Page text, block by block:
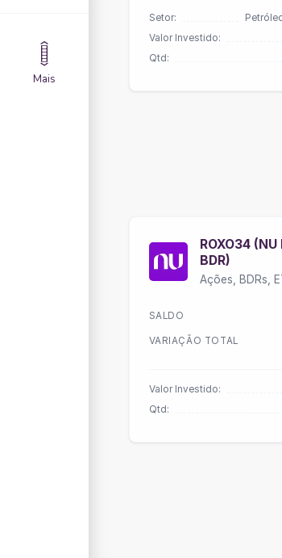
Mais
Setor:
Valor Investido:
Qtd:
ROXO34 (NU
BDR)
SALDO
VARIAÇÃO TOTAL
Valor Investido:
Qtd: